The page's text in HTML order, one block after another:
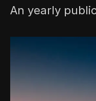
An yearly